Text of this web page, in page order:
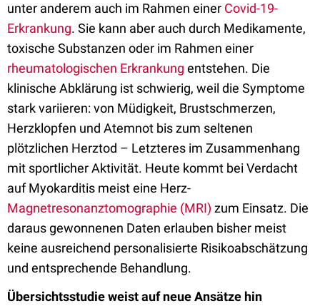
unter anderem auch im Rahmen einer Covid-19-
Erkrankung. Sie kann aber auch durch Medikamente,
toxische Substanzen oder im Rahmen einer
rheumatologischen Erkrankung entstehen. Die
klinische Abklärung ist schwierig, weil die Symptome
stark variieren: von Müdigkeit, Brustschmerzen,
Herzklopfen und Atemnot bis zum seltenen
plötzlichen Herztod – Letzteres im Zusammenhang
mit sportlicher Aktivität. Heute kommt bei Verdacht
auf Myokarditis meist eine Herz-
Magnetresonanztomographie (MRI) zum Einsatz. Die
daraus gewonnenen Daten erlauben bisher meist
keine ausreichend personalisierte Risikoabschätzung
und entsprechende Behandlung.
Übersichtsstudie weist auf neue Ansätze hin